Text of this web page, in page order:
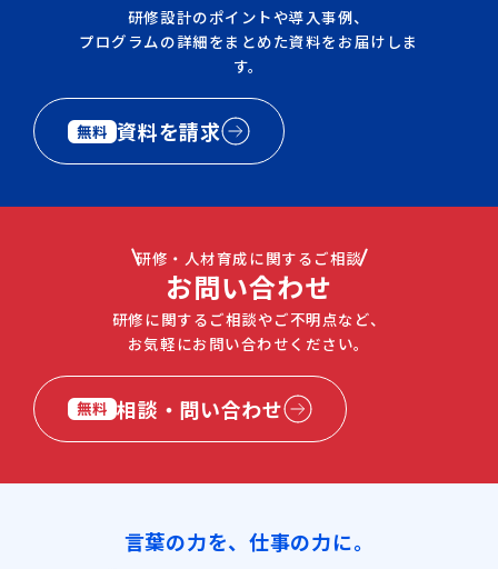
研修設計のポイントや導入事例、
プログラムの詳細をまとめた資料をお届けしま
す。
無料 資料を請求
研修・人材育成に関するご相談
お問い合わせ
研修に関するご相談やご不明点など、
お気軽にお問い合わせください。
無料 相談・問い合わせ
言葉の力を、仕事の力に。